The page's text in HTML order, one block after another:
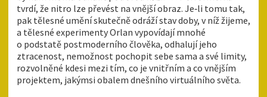
tvrdí, že nitro lze převést na vnější obraz. Je‑li tomu tak,
pak tělesné umění skutečně odráží stav doby, v níž žijeme,
a tělesné experimenty Orlan vypovídají mnohé
o podstatě postmoderního člověka, odhalují jeho
ztracenost, nemožnost pochopit sebe sama a své limity,
rozvolněné kdesi mezi tím, co je vnitřním a co vnějším
projektem, jakýmsi obalem dnešního virtuálního světa.